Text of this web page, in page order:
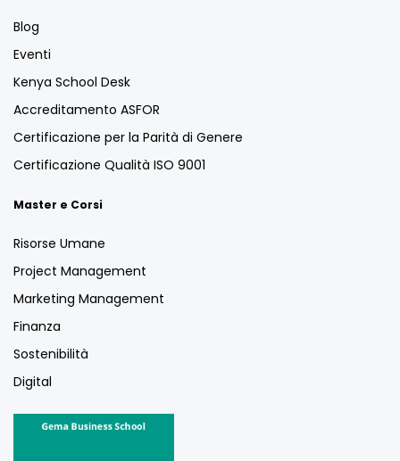
Blog
Eventi
Kenya School Desk
Accreditamento ASFOR
Certificazione per la Parità di Genere
Certificazione Qualità ISO 9001
Master e Corsi
Risorse Umane
Project Management
Marketing Management
Finanza
Sostenibilità
Digital